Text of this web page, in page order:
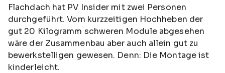
Flachdach hat PV Insider mit zwei Personen
durchgeführt. Vom kurzzeitigen Hochheben der
gut 20 Kilogramm schweren Module abgesehen
wäre der Zusammenbau aber auch allein gut zu
bewerkstelligen gewesen. Denn: Die Montage ist
kinderleicht.